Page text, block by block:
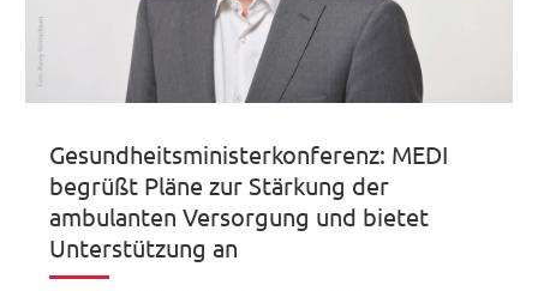
Gesundheitsministerkonferenz: MEDI
begrüßt Pläne zur Stärkung der
ambulanten Versorgung und bietet
Unterstützung an